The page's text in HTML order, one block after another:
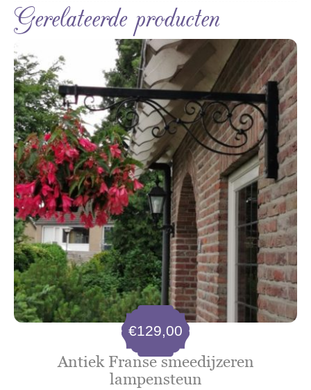
Gerelateerde producten
Antiek Franse smeedijzeren
lampensteun
€129,00